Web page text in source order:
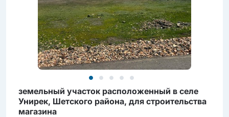
земельный участок расположенный в селе
Унирек, Шетского района, для строительства
магазина